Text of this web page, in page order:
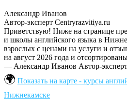
Александр Иванов
Автор-эксперт Centryrazvitiya.ru
Приветствую! Ниже на странице
и школы английского языка в
взрослых с ценами на услуги и
на август 2026 года и
— Александр Иванов Автор-
Показать на карте - курсы
Нижнекамске